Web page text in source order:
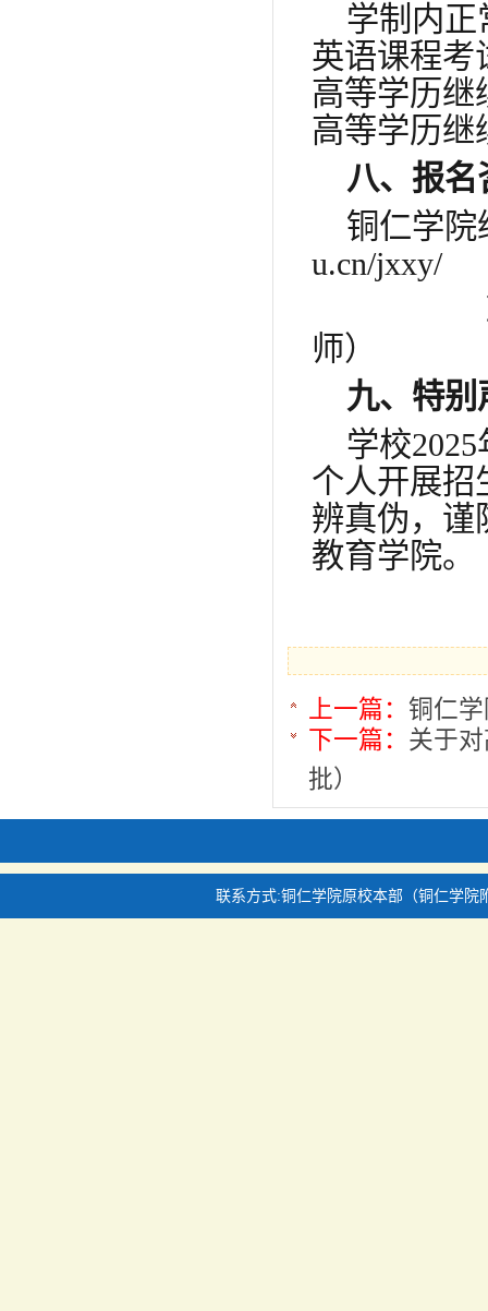
学制内正
英语课程考
高等学历继
高等学历继
八、报名
铜仁学院
u.cn/jxxy/
师）
九、特别
学校
个人开展招
辨真伪，谨
教育学院。
上一篇： 铜仁
下一篇： 关于
批）
联系方式:铜仁学院原校本部（铜仁学院